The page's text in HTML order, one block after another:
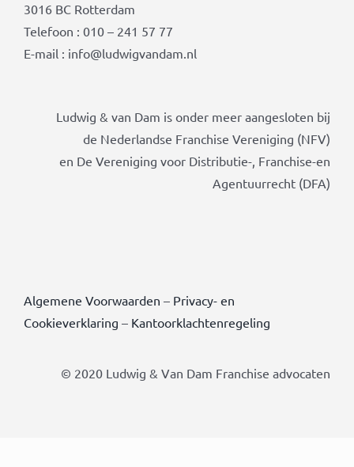
3016 BC Rotterdam
Telefoon : 010 – 241 57 77
E-mail : info@ludwigvandam.nl
Ludwig & van Dam is onder meer aangesloten bij
de Nederlandse Franchise Vereniging (NFV)
en De Vereniging voor Distributie-, Franchise-en
Agentuurrecht (DFA)
Algemene Voorwaarden – Privacy- en
Cookieverklaring – Kantoorklachtenregeling
© 2020 Ludwig & Van Dam Franchise advocaten